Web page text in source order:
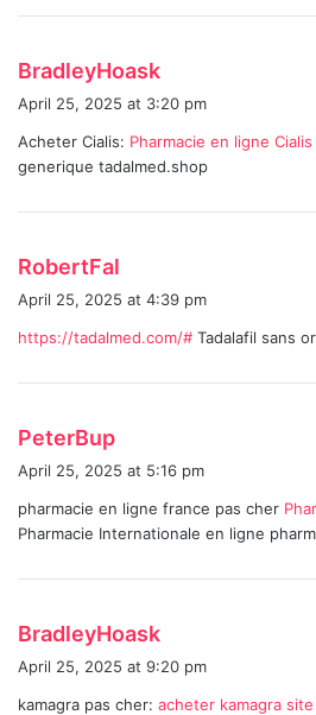
BradleyHoask
a
s
:
April 25, 2025 at 3:20 pm
Acheter Cialis: Pharmacie en ligne
generique tadalmed.shop
RobertFal
a
s
April 25, 2025 at 4:39 pm
https://tadalmed.com/# Tadalafil sans
PeterBup
a
s
:
April 25, 2025 at 5:16 pm
pharmacie en ligne france pas cher
Pharmacie Internationale en ligne
BradleyHoask
a
s
April 25, 2025 at 9:20 pm
kamagra pas cher: acheter kamagra